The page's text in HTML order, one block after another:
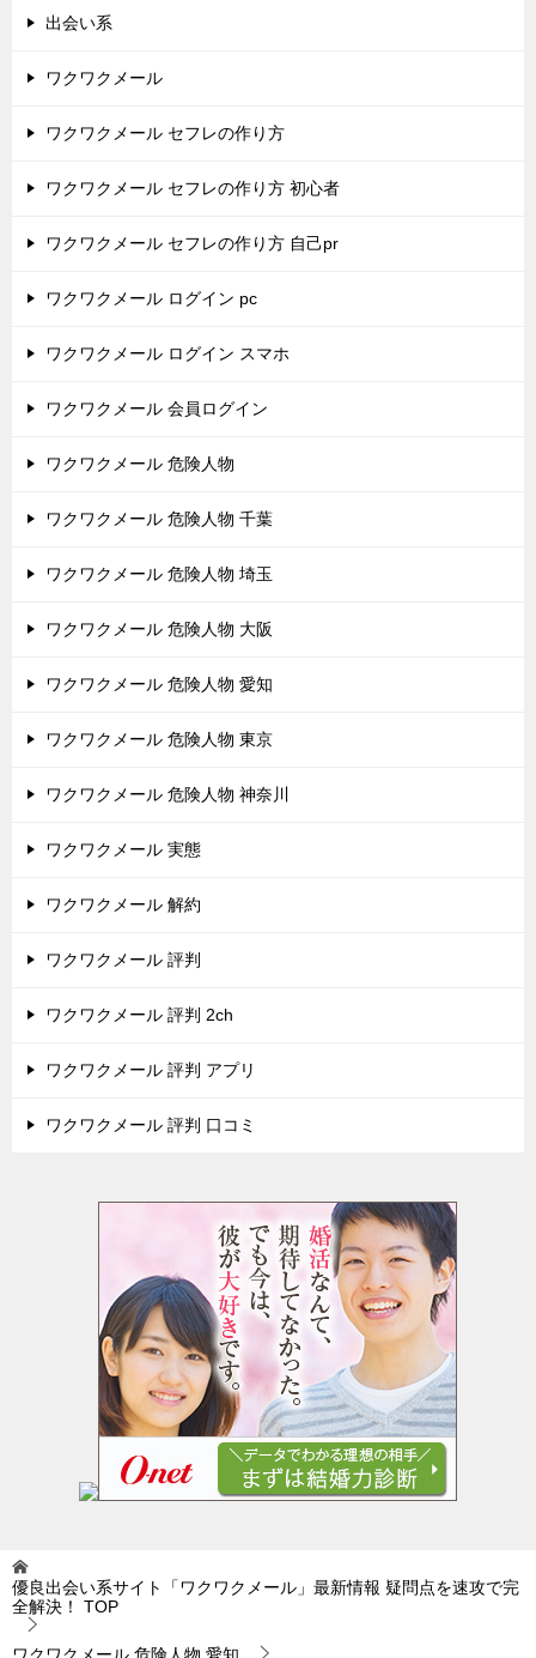
出会い系
ワクワクメール
ワクワクメール セフレの作り方
ワクワクメール セフレの作り方 初心者
ワクワクメール セフレの作り方 自己pr
ワクワクメール ログイン pc
ワクワクメール ログイン スマホ
ワクワクメール 会員ログイン
ワクワクメール 危険人物
ワクワクメール 危険人物 千葉
ワクワクメール 危険人物 埼玉
ワクワクメール 危険人物 大阪
ワクワクメール 危険人物 愛知
ワクワクメール 危険人物 東京
ワクワクメール 危険人物 神奈川
ワクワクメール 実態
ワクワクメール 解約
ワクワクメール 評判
ワクワクメール 評判 2ch
ワクワクメール 評判 アプリ
ワクワクメール 評判 口コミ
優良出会い系サイト「ワクワクメール」最新情報 疑問点を速攻で完
全解決！
TOP